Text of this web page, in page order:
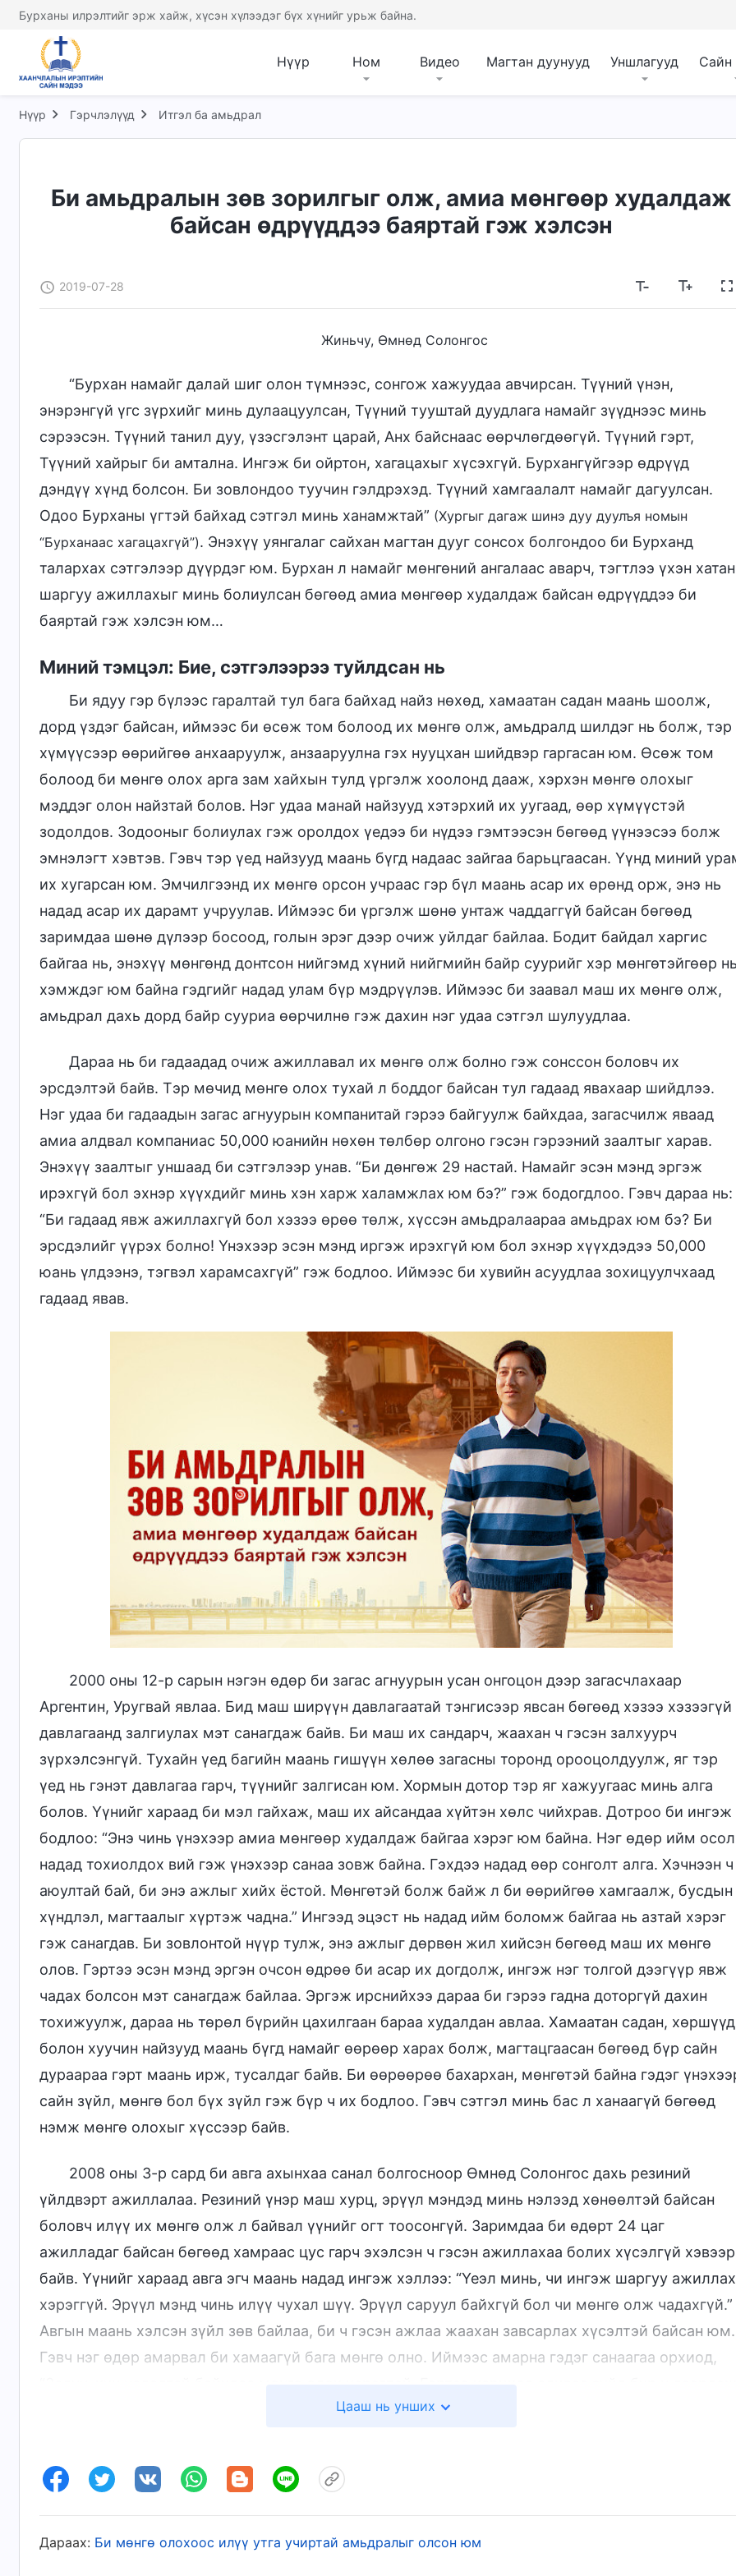
Бурханы илрэлтийг эрж хайж, хүсэн хүлээдэг бүх хүнийг урьж байна.
Нүүр Ном Видео Магтан дуунууд Уншлагууд Сайн
Нүүр Гэрчлэлүүд Итгэл ба амьдрал
Би амьдралын зөв зорилгыг олж, амиа мөнгөөр худалдаж
байсан өдрүүддээ баяртай гэж хэлсэн
2019-07-28
Жиньчу, Өмнөд Солонгос
“Бурхан намайг далай шиг олон түмнээс, сонгож хажуудаа авчирсан. Түүний үнэн,
энэрэнгүй үгс зүрхийг минь дулаацуулсан, Түүний тууштай дуудлага намайг зүүднээс минь
сэрээсэн. Түүний танил дуу, үзэсгэлэнт царай, Анх байснаас өөрчлөгдөөгүй. Түүний гэрт,
Түүний хайрыг би амтална. Ингэж би ойртон, хагацахыг хүсэхгүй. Бурхангүйгээр өдрүүд
дэндүү хүнд болсон. Би зовлондоо туучин гэлдрэхэд. Түүний хамгаалалт намайг дагуулсан.
Одоо Бурханы үгтэй байхад сэтгэл минь ханамжтай” (Хургыг дагаж шинэ дуу дуулъя номын
“Бурханаас хагацахгүй”). Энэхүү уянгалаг сайхан магтан дууг сонсох болгондоо би Бурханд
талархах сэтгэлээр дүүрдэг юм. Бурхан л намайг мөнгөний ангалаас аварч, тэгтлээ үхэн хатан
шаргуу ажиллахыг минь болиулсан бөгөөд амиа мөнгөөр худалдаж байсан өдрүүддээ би
баяртай гэж хэлсэн юм…
Миний тэмцэл: Бие, сэтгэлээрээ туйлдсан нь
Би ядуу гэр бүлээс гаралтай тул бага байхад найз нөхөд, хамаатан садан маань шоолж,
дорд үздэг байсан, иймээс би өсөж том болоод их мөнгө олж, амьдралд шилдэг нь болж, тэр
хүмүүсээр өөрийгөө анхааруулж, анзааруулна гэх нууцхан шийдвэр гаргасан юм. Өсөж том
болоод би мөнгө олох арга зам хайхын тулд үргэлж хоолонд дааж, хэрхэн мөнгө олохыг
мэддэг олон найзтай болов. Нэг удаа манай найзууд хэтэрхий их уугаад, өөр хүмүүстэй
зодолдов. Зодооныг болиулах гэж оролдох үедээ би нүдээ гэмтээсэн бөгөөд үүнээсээ болж
эмнэлэгт хэвтэв. Гэвч тэр үед найзууд маань бүгд надаас зайгаа барьцгаасан. Үүнд миний
их хугарсан юм. Эмчилгээнд их мөнгө орсон учраас гэр бүл маань асар их өрөнд орж, энэ нь
надад асар их дарамт учруулав. Иймээс би үргэлж шөнө унтаж чаддаггүй байсан бөгөөд
заримдаа шөнө дүлээр босоод, голын эрэг дээр очиж уйлдаг байлаа. Бодит байдал харгис
байгаа нь, энэхүү мөнгөнд донтсон нийгэмд хүний нийгмийн байр суурийг хэр мөнгөтэйгөөр
хэмждэг юм байна гэдгийг надад улам бүр мэдрүүлэв. Иймээс би заавал маш их мөнгө олж,
амьдрал дахь дорд байр сууриа өөрчилнө гэж дахин нэг удаа сэтгэл шулуудлаа.
Дараа нь би гадаадад очиж ажиллавал их мөнгө олж болно гэж сонссон боловч их
эрсдэлтэй байв. Тэр мөчид мөнгө олох тухай л боддог байсан тул гадаад явахаар шийдлээ.
Нэг удаа би гадаадын загас агнуурын компанитай гэрээ байгуулж байхдаа, загасчилж яваад
амиа алдвал компаниас 50,000 юанийн нөхөн төлбөр олгоно гэсэн гэрээний заалтыг харав.
Энэхүү заалтыг уншаад би сэтгэлээр унав. “Би дөнгөж 29 настай. Намайг эсэн мэнд эргэж
ирэхгүй бол эхнэр хүүхдийг минь хэн харж халамжлах юм бэ?” гэж бодогдлоо. Гэвч дараа нь:
“Би гадаад явж ажиллахгүй бол хэзээ өрөө төлж, хүссэн амьдралаараа амьдрах юм бэ? Би
эрсдэлийг үүрэх болно! Үнэхээр эсэн мэнд иргэж ирэхгүй юм бол эхнэр хүүхдэдээ 50,000
юань үлдээнэ, тэгвэл харамсахгүй” гэж бодлоо. Иймээс би хувийн асуудлаа зохицуулчхаад
гадаад явав.
2000 оны 12-р сарын нэгэн өдөр би загас агнуурын усан онгоцон дээр загасчлахаар
Аргентин, Уругвай явлаа. Бид маш ширүүн давлагаатай тэнгисээр явсан бөгөөд хэзээ хэзээгүй
давлагаанд залгиулах мэт санагдаж байв. Би маш их сандарч, жаахан ч гэсэн залхуурч
зүрхэлсэнгүй. Тухайн үед багийн маань гишүүн хөлөө загасны торонд орооцолдуулж, яг тэр
үед нь гэнэт давлагаа гарч, түүнийг залгисан юм. Хормын дотор тэр яг хажуугаас минь алга
болов. Үүнийг хараад би мэл гайхаж, маш их айсандаа хүйтэн хөлс чийхрав. Дотроо би ингэж
бодлоо: “Энэ чинь үнэхээр амиа мөнгөөр худалдаж байгаа хэрэг юм байна. Нэг өдөр ийм осол
надад тохиолдох вий гэж үнэхээр санаа зовж байна. Гэхдээ надад өөр сонголт алга. Хэчнээн ч
аюултай бай, би энэ ажлыг хийх ёстой. Мөнгөтэй болж байж л би өөрийгөө хамгаалж, бусдын
хүндлэл, магтаалыг хүртэж чадна.” Ингээд эцэст нь надад ийм боломж байгаа нь азтай хэрэг
гэж санагдав. Би зовлонтой нүүр тулж, энэ ажлыг дөрвөн жил хийсэн бөгөөд маш их мөнгө
олов. Гэртээ эсэн мэнд эргэн очсон өдрөө би асар их догдолж, ингэж нэг толгой дээгүүр явж
чадах болсон мэт санагдаж байлаа. Эргэж ирснийхээ дараа би гэрээ гадна доторгүй дахин
тохижуулж, дараа нь төрөл бүрийн цахилгаан бараа худалдан авлаа. Хамаатан садан, хөршүүд
болон хуучин найзууд маань бүгд намайг өөрөөр харах болж, магтацгаасан бөгөөд бүр сайн
дураараа гэрт маань ирж, тусалдаг байв. Би өөрөөрөө бахархан, мөнгөтэй байна гэдэг
сайн зүйл, мөнгө бол бүх зүйл гэж бүр ч их бодлоо. Гэвч сэтгэл минь бас л ханаагүй бөгөөд
нэмж мөнгө олохыг хүссээр байв.
2008 оны 3-р сард би авга ахынхаа санал болгосноор Өмнөд Солонгос дахь резиний
үйлдвэрт ажиллалаа. Резиний үнэр маш хурц, эрүүл мэндэд минь нэлээд хөнөөлтэй байсан
боловч илүү их мөнгө олж л байвал үүнийг огт тоосонгүй. Заримдаа би өдөрт 24 цаг
ажилладаг байсан бөгөөд хамраас цус гарч эхэлсэн ч гэсэн ажиллахаа болих хүсэлгүй хэвээр
байв. Үүнийг хараад авга эгч маань надад ингэж хэллээ: “Үеэл минь, чи ингэж шаргуу ажиллах
хэрэггүй. Эрүүл мэнд чинь илүү чухал шүү. Эрүүл саруул байхгүй бол чи мөнгө олж чадахгүй.”
Авгын маань хэлсэн зүйл зөв байлаа, би ч гэсэн ажлаа жаахан завсарлах хүсэлтэй байсан юм.
Гэвч нэг өдөр амарвал би хамаагүй бага мөнгө олно. Иймээс амарна гэдэг санаагаа орхиод,
гэр бүл маань тосгоны бусад бүх хүнээс илүү сайхан амьдралтай болно” гэж бодлоо.
үйлдвэр дэх ажлаасаа гарч, экскаваторын шанага хийдэг үйлдвэрт эхнэртэйгээ хамт ажилд
өдөр бүр өглөөний 8 цагаас оройн 11 цаг хүртэл ажилладаг байлаа. Үүний зэрэгцээ бид хоёр
Цааш нь унших
Дараах: Би мөнгө олохоос илүү утга учиртай амьдралыг олсон юм